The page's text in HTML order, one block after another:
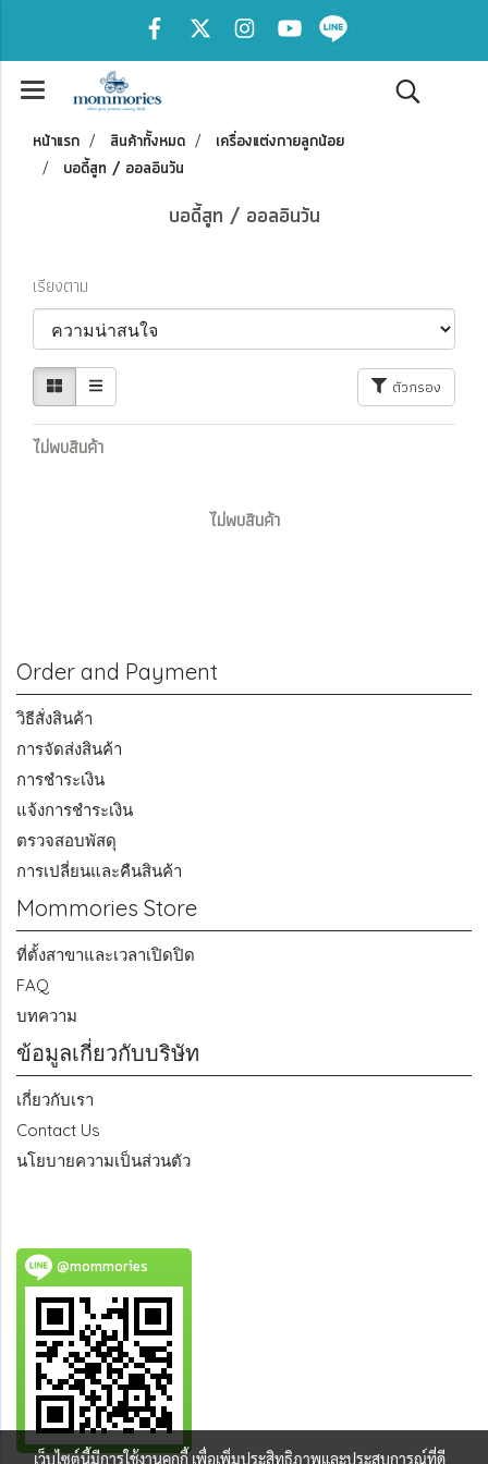
หน้าแรก สินค้าทั้งหมด
เครื่องแต่งกายลูกน้อย
บอดี้สูท / ออลอินวัน
บอดี้สูท / ออลอินวัน
เรียงตาม
ตัวกรอง
ไม่พบสินค้า
ไม่พบสินค้า
Order and Payment
วิธีสั่งสินค้า
การจัดส่งสินค้า
การชำระเงิน
แจ้งการชำระเงิน
ตรวจสอบพัสดุ
การเปลี่ยนและคืนสินค้า
Mommories Store
ที่ตั้งสาขาและเวลาเปิดปิด
FAQ
บทความ
ข้อมูลเกี่ยวกับบริษัท
เกี่ยวกับเรา
Contact Us
นโยบายความเป็นส่วนตัว
@mommories
เว็บไซต์นี้มีการใช้งานคุกกี้ เพื่อเพิ่มประสิทธิภาพและประสบการณ์ที่ดี